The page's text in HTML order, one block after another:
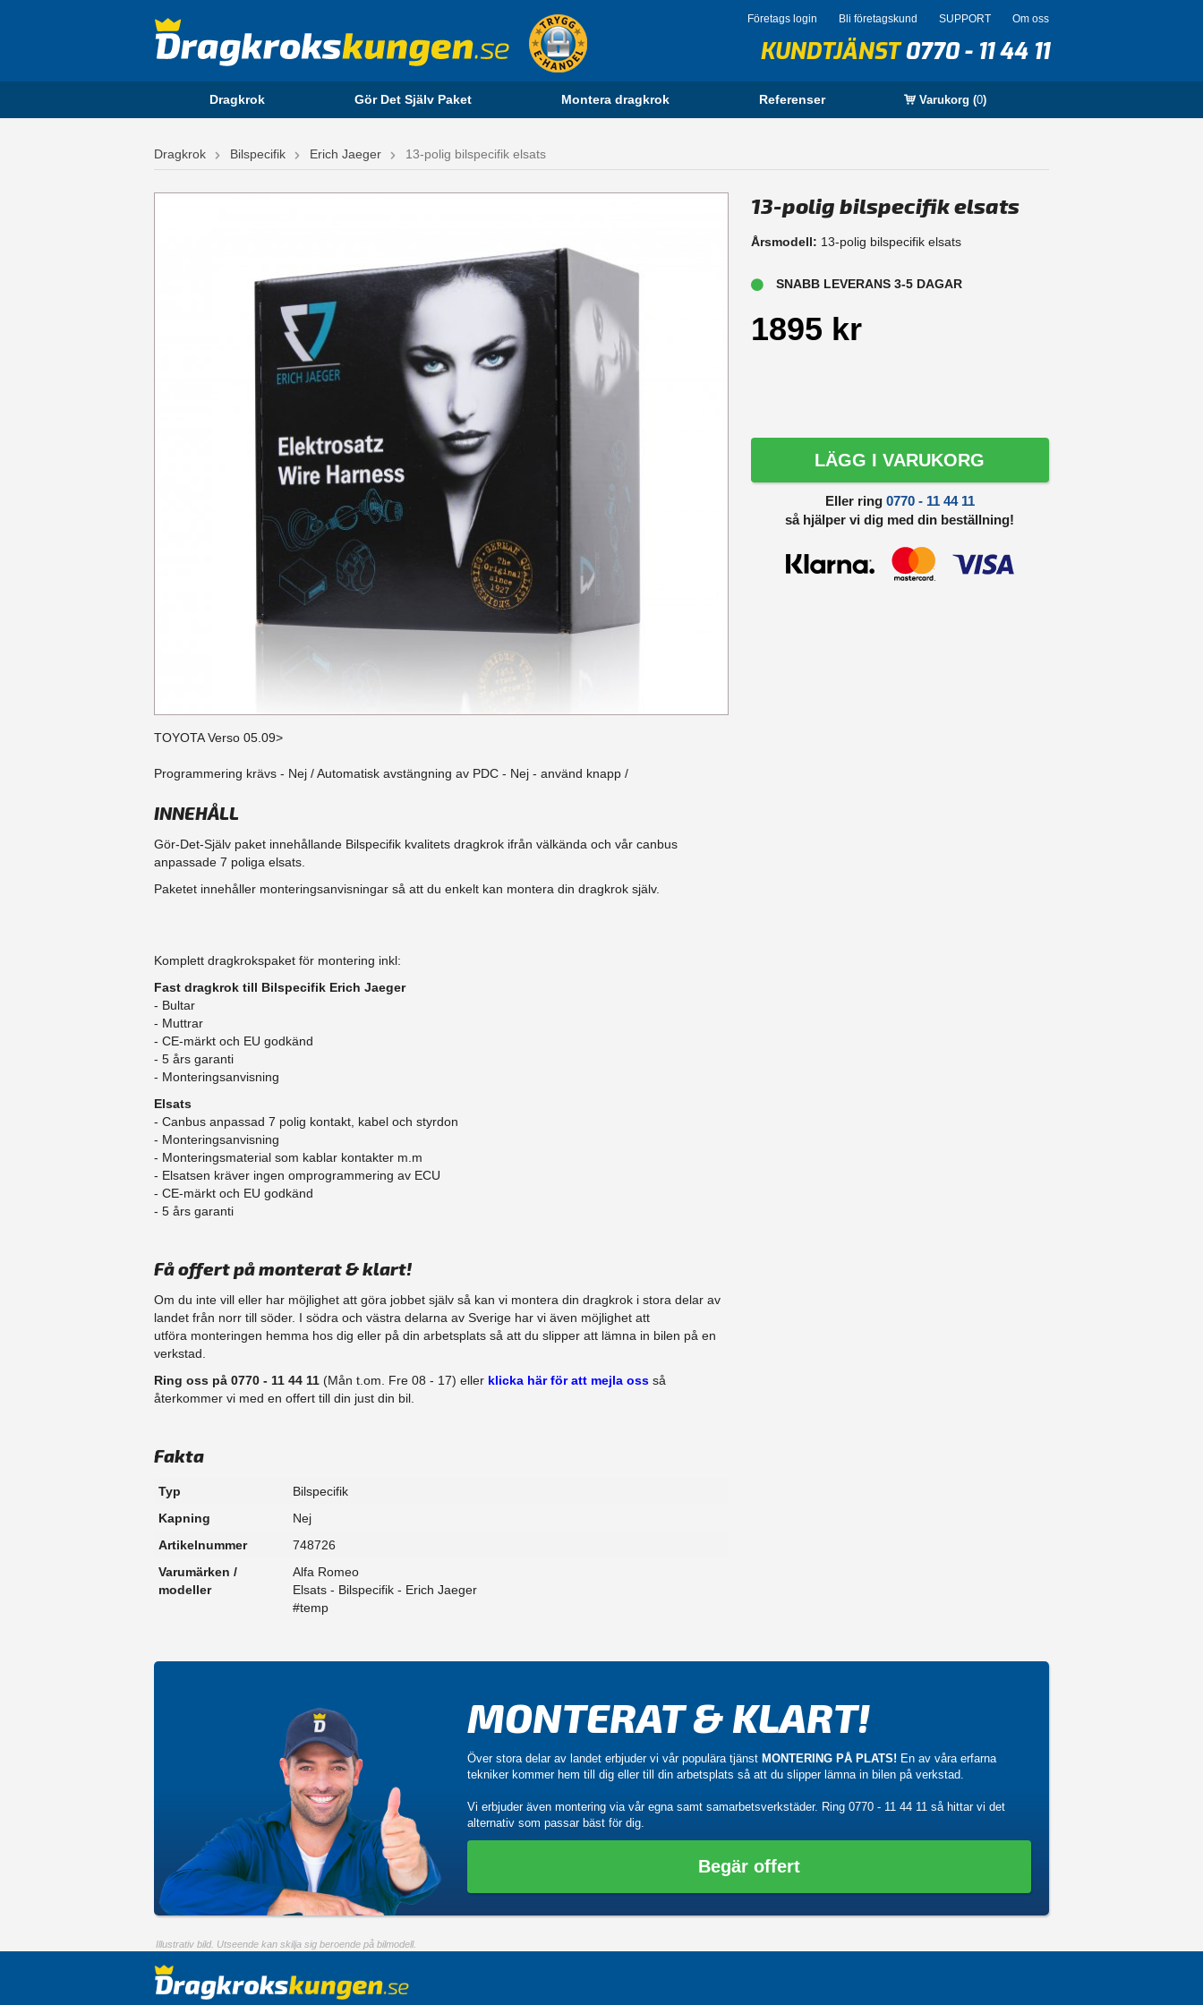
Företags login Bli företagskund SUPPORT Om oss
KUNDTJÄNST0770 - 11 44 11
Dragkrok Gör Det Själv Paket Montera dragkrok Referenser Varukorg (0)
Dragkrok Bilspecifik Erich Jaeger 13-polig bilspecifik elsats
Illustrativ bild. Utseende kan skilja sig beroende på bilmodell.
TOYOTA Verso 05.09>
Programmering krävs - Nej / Automatisk avstängning av PDC - Nej - använd knapp /
INNEHÅLL
Gör-Det-Själv paket innehållande Bilspecifik kvalitets dragkrok ifrån välkända och vår canbus
anpassade 7 poliga elsats.
Paketet innehåller monteringsanvisningar så att du enkelt kan montera din dragkrok själv.
Komplett dragkrokspaket för montering inkl:
Fast dragkrok till Bilspecifik Erich Jaeger
- Bultar
- Muttrar
- CE-märkt och EU godkänd
​- 5 års garanti
- Monteringsanvisning
Elsats
- Canbus anpassad 7 polig kontakt, kabel och styrdon
- Monteringsanvisning
- Monteringsmaterial som kablar kontakter m.m
- Elsatsen kräver ingen omprogrammering av ECU
- CE-märkt och EU godkänd
​- 5 års garanti
Få offert på monterat & klart!
Om du inte vill eller har möjlighet att göra jobbet själv så kan vi montera din dragkrok i stora delar av
landet från norr till söder. I södra och västra delarna av Sverige har vi även möjlighet att
​utföra monteringen hemma hos dig eller på din arbetsplats så att du slipper att lämna in bilen på en
verkstad.
Ring oss på 0770 - 11 44 11 (Mån t.om. Fre 08 - 17) eller klicka här för att mejla oss så
återkommer vi med en offert till din just din bil.
Fakta
Typ
Bilspecifik
Kapning
Nej
Artikelnummer
748726
Varumärken /
modeller
Alfa Romeo
Elsats - Bilspecifik - Erich Jaeger
#temp
13-polig bilspecifik elsats
Årsmodell: 13-polig bilspecifik elsats
SNABB LEVERANS 3-5 DAGAR
1895 kr
LÄGG I VARUKORG
Eller ring 0770 - 11 44 11
så hjälper vi dig med din beställning!
MONTERAT & KLART!
Över stora delar av landet erbjuder vi vår populära tjänst MONTERING PÅ PLATS! En av våra erfarna
tekniker kommer hem till dig eller till din arbetsplats så att du slipper lämna in bilen på verkstad.
Vi erbjuder även montering via vår egna samt samarbetsverkstäder. Ring 0770 - 11 44 11 så hittar vi det
alternativ som passar bäst för dig.
Begär offert